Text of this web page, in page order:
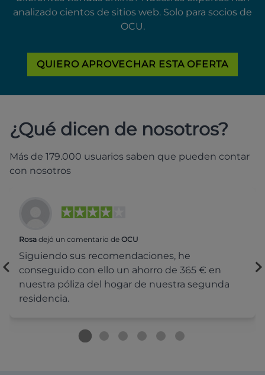
analizado cientos de sitios web. Solo para socios de
OCU.
QUIERO APROVECHAR ESTA OFERTA
¿Qué dicen de nosotros?
Más de 179.000 usuarios saben que pueden contar
con nosotros
Rosa dejó un comentario de OCU
Siguiendo sus recomendaciones, he
conseguido con ello un ahorro de 365 € en
nuestra póliza del hogar de nuestra segunda
residencia.